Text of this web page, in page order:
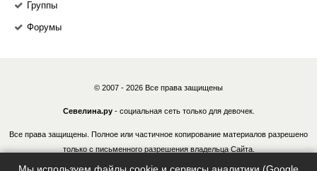
Группы
Форумы
© 2007 - 2026 Все права защищены
Севелина.ру- социальная сеть только для девочек.
Все права защищены. Полное или частичное копирование материалов разрешено
только с письменного разрешения владельца Сайта.